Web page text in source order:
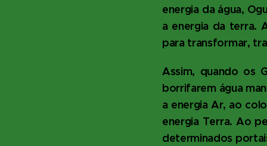
energia da água,
a energia da terra.
para transformar,
Assim, quando os
borrifarem água
a energia Ar, ao
energia Terra. Ao
determinados